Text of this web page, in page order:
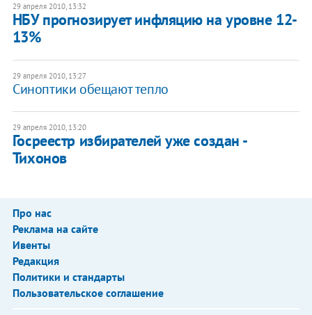
29 апреля 2010, 13:32
НБУ прогнозирует инфляцию на уровне 12-
13%
29 апреля 2010, 13:27
Синоптики обещают тепло
29 апреля 2010, 13:20
Госреестр избирателей уже создан -
Тихонов
Про нас
Реклама на сайте
Ивенты
Редакция
Политики и стандарты
Пользовательское соглашение